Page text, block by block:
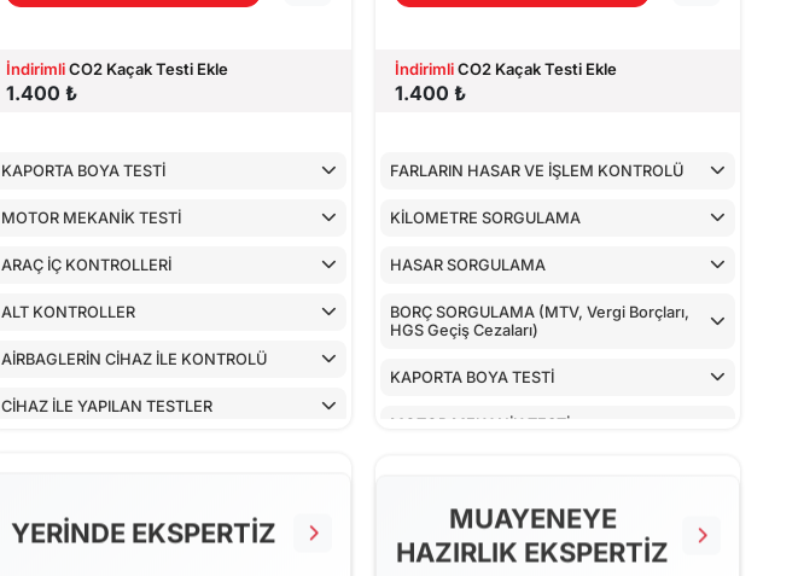
İndirimliCO2 Kaçak Testi Ekle
1.400 ₺
KAPORTA BOYA TESTİ
MOTOR MEKANİK TESTİ
ARAÇ İÇ KONTROLLERİ
ALT KONTROLLER
AİRBAGLERİN CİHAZ İLE KONTROLÜ
CİHAZ İLE YAPILAN TESTLER
İndirimliCO2 Kaçak Testi Ekle
1.400 ₺
FARLARIN HASAR VE İŞLEM KONTROLÜ
KİLOMETRE SORGULAMA
HASAR SORGULAMA
BORÇ SORGULAMA (MTV, Vergi Borçları,
HGS Geçiş Cezaları)
KAPORTA BOYA TESTİ
MOTOR MEKANİK TESTİ
ALT KONTROLLER
AİRBAGLERİN CİHAZ İLE KONTROLÜ
YERİNDE EKSPERTİZ
MUAYENEYE
HAZIRLIK EKSPERTİZ